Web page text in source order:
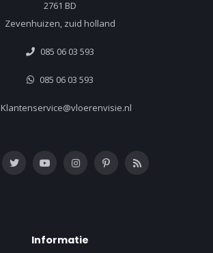
2761 BD
Zevenhuizen, zuid holland
085 06 03 593
085 06 03 593
Klantenservice@vloerenvisie.nl
Informatie